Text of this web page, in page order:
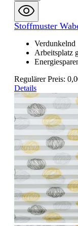
Stoffmuster
Verdunkelnd
Arbeitsplatz
Regulärer Preis:
Details